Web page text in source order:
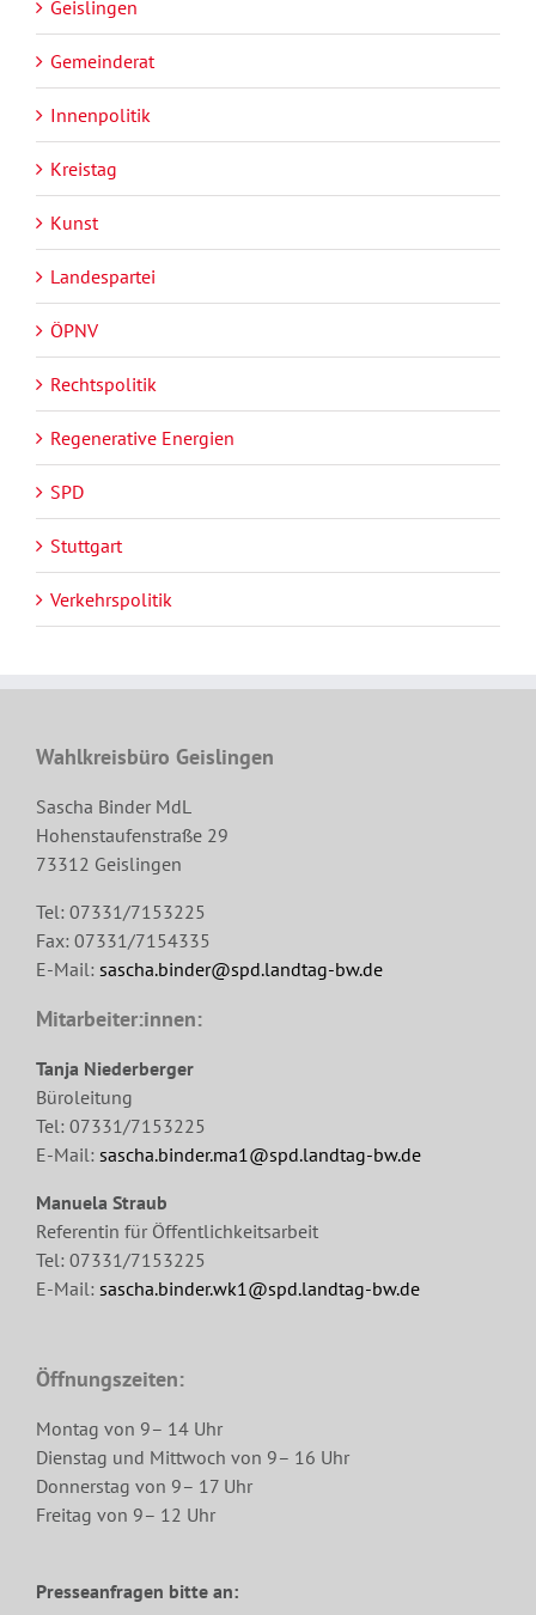
Geislingen
Gemeinderat
Innenpolitik
Kreistag
Kunst
Landespartei
ÖPNV
Rechtspolitik
Regenerative Energien
SPD
Stuttgart
Verkehrspolitik
Wahlkreisbüro Geislingen
Sascha Binder MdL
Hohenstaufenstraße 29
73312 Geislingen
Tel: 07331/7153225
Fax: 07331/7154335
E-Mail: sascha.binder@spd.landtag-bw.de
Mitarbeiter:innen:
Tanja Niederberger
Büroleitung
Tel: 07331/7153225
E-Mail: sascha.binder.ma1@spd.landtag-bw.de
Manuela Straub
Referentin für Öffentlichkeitsarbeit
Tel: 07331/7153225
E-Mail: sascha.binder.wk1@spd.landtag-bw.de
Öffnungszeiten:
Montag von 9– 14 Uhr
Dienstag und Mittwoch von 9– 16 Uhr
Donnerstag von 9– 17 Uhr
Freitag von 9– 12 Uhr
Presseanfragen bitte an: